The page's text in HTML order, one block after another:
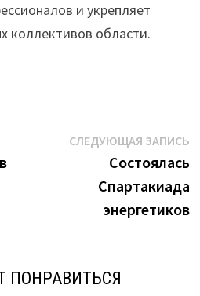
и укрепляет
коллективов области.
СЛЕДУЮЩАЯ ЗАПИСЬ
Состоялась
Спартакиада
энергетиков
ПОНРАВИТЬСЯ